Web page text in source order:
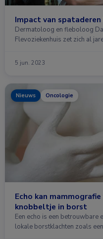
Impact van
Dermatoloog en fleboloog
Flevoziekenhuis zet zich al
5 jun. 2023
Nieuws Oncologie
Echo kan
knobbeltje in borst
Een echo is een betrouwbare
lokale borstklachten zoals